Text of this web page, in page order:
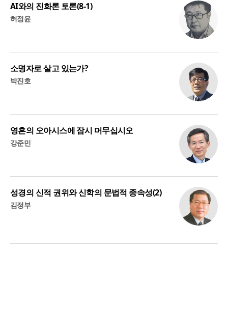
AI와의 진화론 토론(8-1)
허정윤
소명자로 살고 있는가?
박진호
영혼의 오아시스에 잠시 머무십시오
강준민
성경의 신적 권위와 신학의 문법적 종속성(2)
김정부